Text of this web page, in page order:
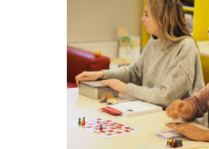
VRIJWILLIGERS & STAGIAIRES